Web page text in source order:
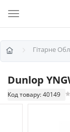
Гітарне
Dunlop
Код товару: 40149